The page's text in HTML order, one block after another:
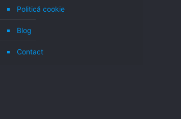
Politică cookie
Blog
Contact